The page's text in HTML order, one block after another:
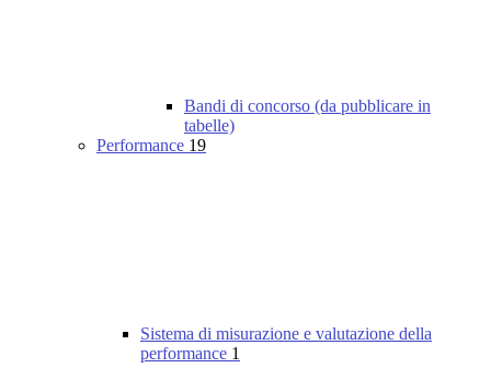
Bandi di concorso (da pubblicare in
tabelle)
Performance 19
Sistema di misurazione e valutazione della
performance 1